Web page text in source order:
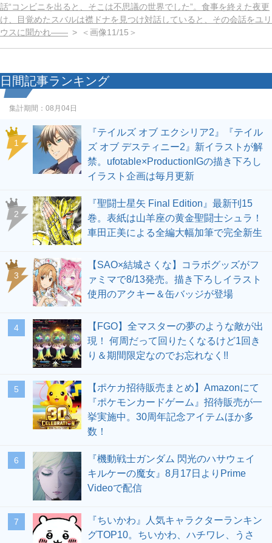
話“コンビニを出ると、そこは不思議の世界でした”。食事を終えた夜更
け、目覚めたスバルは襟ドナを見つけ対話していると、その会話をユリ
ウスに聞かれ――
＜画像11/15＞
日間記事ランキング
集計期間： 08月04日
1
『テイルズ オブ エクシリア2』『テイル
ズ オブ デスティニー2』新イラストが解
禁。ufotable×ProductionIGの描き下ろし
イラスト企画は毎月更新
2
『聖闘士星矢 Final Edition』最新刊15
巻。表紙は山羊座の黄金聖闘士シュラ！
車田正美による全編大幅加筆で完全新生
3
【SAO×結城さくな】コラボグッズがフ
ァミマで8/13発売。描き下ろしイラスト
使用のアクキー＆缶バッジが登場
4
【FGO】全マスターの夢のような敵が出
現！ 何周だって回りたくなるけど1回き
り＆期間限定なのでお忘れなく!!
5
【ポケカ招待販売まとめ】Amazonにて
『ポケモンカードゲーム』招待販売が一
挙実施中。30周年記念アイテムほか多
数！
6
『機動戦士ガンダム 閃光のハサウェイ
キルケーの魔女』8月17日よりPrime
Videoで配信
7
『ちいかわ』人気キャラクターランキン
グTOP10。ちいかわ、ハチワレ、うさ